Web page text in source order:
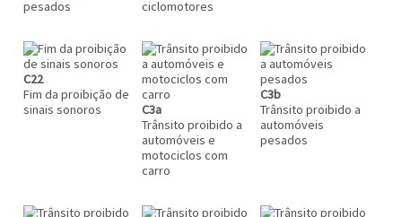
pesados
ciclomotores
C22
Fim da proibição de
sinais sonoros
C3a
Trânsito proibido a
automóveis e
motociclos com
carro
C3b
Trânsito proibido a
automóveis
pesados